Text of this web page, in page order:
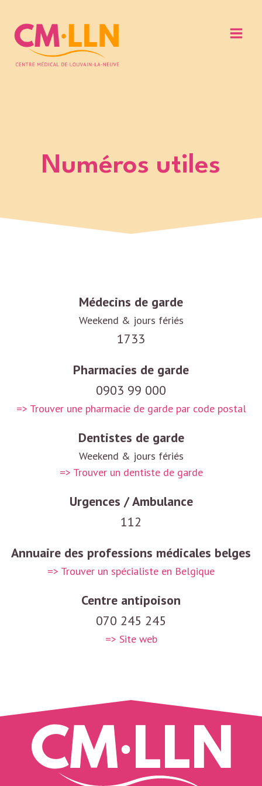
contenu
Numéros utiles
Médecins de garde
Weekend & jours fériés
1733
Pharmacies de garde
0903 99 000
=> Trouver une pharmacie de garde par code postal
Dentistes de garde
Weekend & jours fériés
=> Trouver un dentiste de garde
Urgences / Ambulance
112
Annuaire des professions médicales belges
=> Trouver un spécialiste en Belgique
Centre antipoison
070 245 245
=> Site web